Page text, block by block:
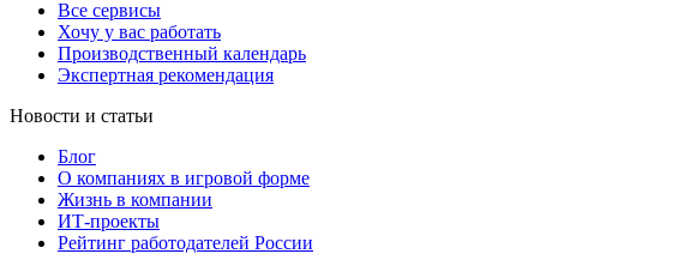
Все сервисы
Хочу у вас работать
Производственный календарь
Экспертная рекомендация
Новости и статьи
Блог
О компаниях в игровой форме
Жизнь в компании
ИТ-проекты
Рейтинг работодателей России